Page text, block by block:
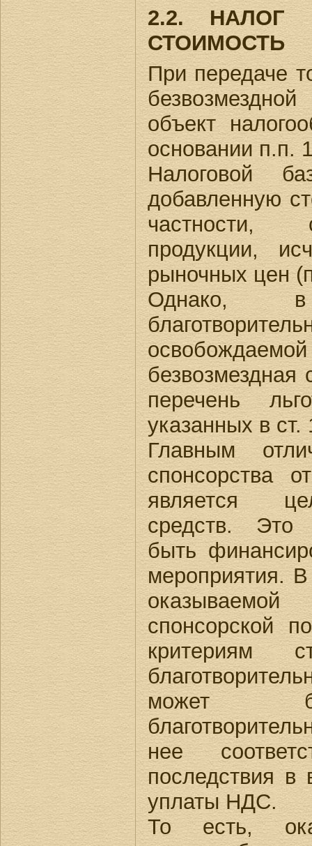
2.2. НАЛОГ
СТОИМОСТЬ
При передаче
объект
основании п.п.
Налоговой
добавленную
частности,
продукции,
рыночных цен
Однако,
перечень
указанных в
Главным
спонсорства
является
средств. Это
быть
мероприятия.
спонсорской
может
нее
последствия в
уплаты НДС.
То есть,